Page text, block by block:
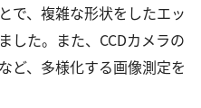
で、複雑な形状をしたエッ
した。また、CCDカメラの
ど、多様化する画像測定を